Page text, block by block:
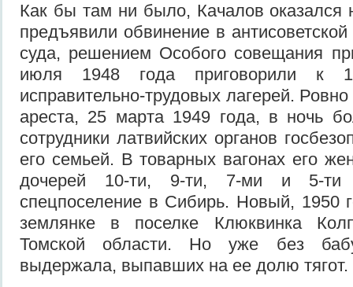
Как бы там ни было, Качалов оказался
предъявили обвинение в
суда, решением Особого совещания
июля 1948 года приговорили
исправительно-трудовых лагерей. Ровно
ареста, 25 марта 1949 года, в ночь
сотрудники латвийских органов
его семьей. В товарных вагонах его
дочерей 10-ти, 9-ти, 7-ми и 5-
спецпоселение в Сибирь. Новый, 1950
землянке в поселке Клюквинка
Томской области. Но уже без
выдержала, выпавших на ее долю тягот.